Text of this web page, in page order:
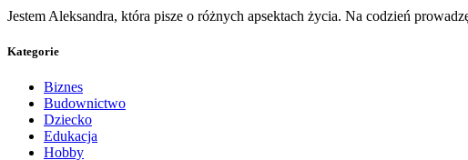
Jestem Aleksandra, która pisze o różnych apsektach życia. Na codzień
Kategorie
Biznes
Budownictwo
Dziecko
Edukacja
Hobby